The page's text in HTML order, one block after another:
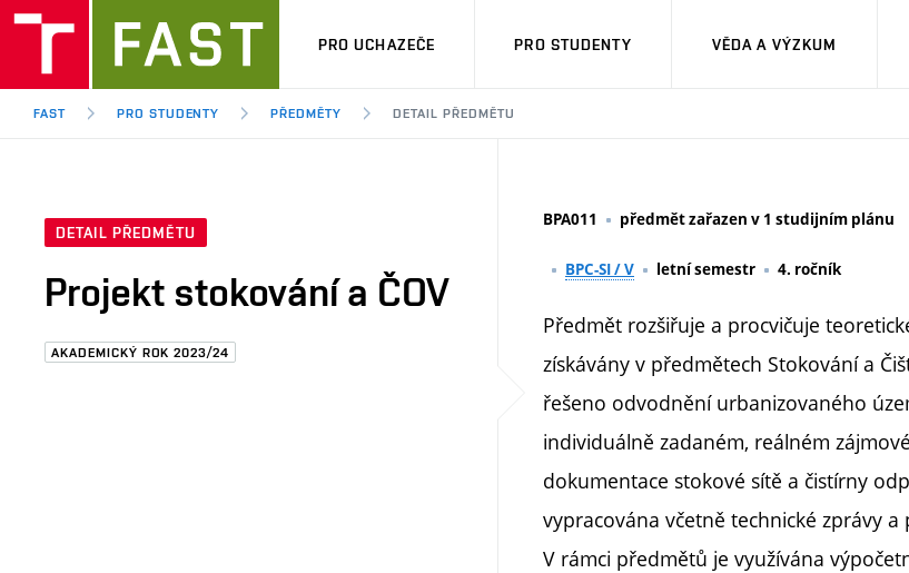
PRO UCHAZEČE PRO STUDENTY VĚDA A VÝZKUM
FAST PRO STUDENTY PŘEDMĚTY DETAIL PŘEDMĚTU
DETAIL PŘEDMĚTU
Projekt stokování a ČOV
AKADEMICKÝ ROK 2023/24
BPA011 předmět zařazen v 1 studijním plánu
BPC-SI / V letní semestr 4. ročník
Předmět rozšiřuje a procvičuje
získávány v předmětech Stokování a
řešeno odvodnění urbanizovaného
individuálně zadaném, reálném
dokumentace stokové sítě a čistírny
vypracována včetně technické zprávy
V rámci předmětů je využívána